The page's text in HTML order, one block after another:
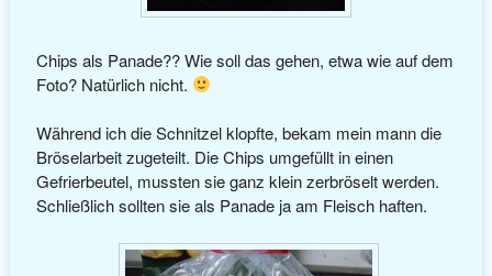
Chips als Panade?? Wie soll das gehen, etwa wie auf dem
Foto? Natürlich nicht.
Während ich die Schnitzel klopfte, bekam mein mann die
Bröselarbeit zugeteilt. Die Chips umgefüllt in einen
Gefrierbeutel, mussten sie ganz klein zerbröselt werden.
Schließlich sollten sie als Panade ja am Fleisch haften.